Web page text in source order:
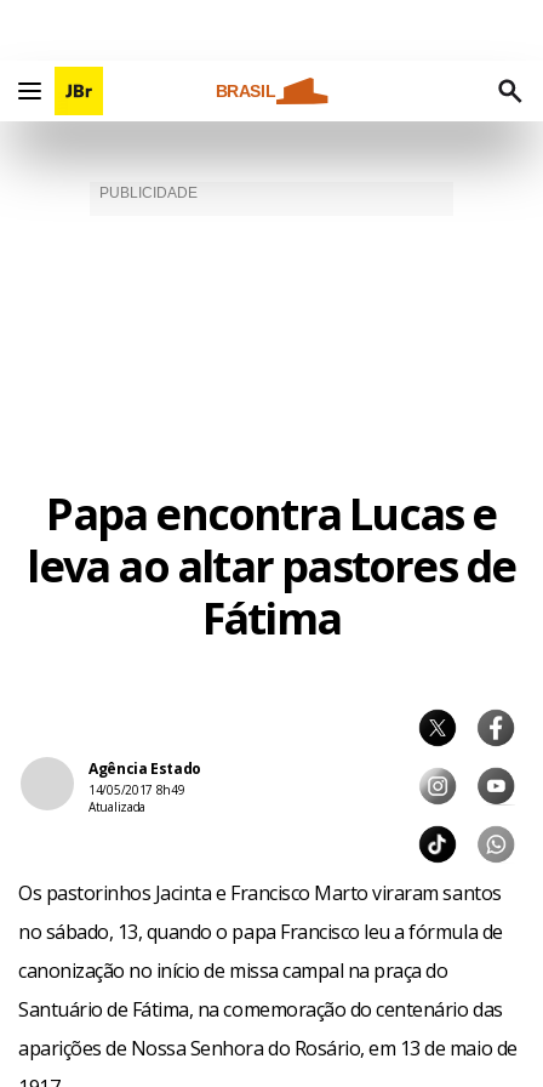
BRASIL
Papa encontra Lucas e
leva ao altar pastores de
Fátima
Agência Estado
14/05/2017 8h49
Atualizada
Os pastorinhos Jacinta e Francisco Marto viraram santos
no sábado, 13, quando o papa Francisco leu a fórmula de
canonização no início de missa campal na praça do
Santuário de Fátima, na comemoração do centenário das
aparições de Nossa Senhora do Rosário, em 13 de maio de